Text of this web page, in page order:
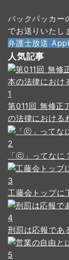
バックパッカー
でお送りいたし
弁護士放送
人気記事
1
第011回 無修正
の法律における
2
「ⓒ」ってなに
3
工藤会トップに
4
刑罰は応報であ
5